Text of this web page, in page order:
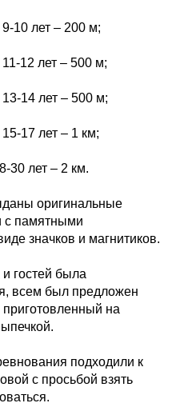
10 лет – 200 м;
12 лет – 500 м;
14 лет – 500 м;
17 лет – 1 км;
30 лет – 2 км.
оригинальные
с памятными
значков и магнитиков.
гостей была
всем был предложен
на
подходили к
с просьбой взять